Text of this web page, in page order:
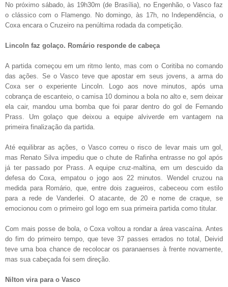
No próximo sábado, às 19h30m (de Brasília), no Engenhão, o Vasco faz
o clássico com o Flamengo. No domingo, às 17h, no Independência, o
Coxa encara o Cruzeiro na penúltima rodada da competição.
Lincoln faz golaço. Romário responde de cabeça
A partida começou em um ritmo lento, mas com o Coritiba no comando
das ações. Se o Vasco teve que apostar em seus jovens, a arma do
Coxa ser o experiente Lincoln. Logo aos nove minutos, após uma
cobrança de escanteio, o camisa 10 dominou a bola no alto e, sem deixar
ela cair, mandou uma bomba que foi parar dentro do gol de Fernando
Prass. Um golaço que deixou a equipe alviverde em vantagem na
primeira finalização da partida.
Até equilibrar as ações, o Vasco correu o risco de levar mais um gol,
mas Renato Silva impediu que o chute de Rafinha entrasse no gol após
já ter passado por Prass. A equipe cruz-maltina, em um descuido da
defesa do Coxa, empatou o jogo aos 22 minutos. Wendel cruzou na
medida para Romário, que, entre dois zagueiros, cabeceou com estilo
para a rede de Vanderlei. O atacante, de 20 e nome de craque, se
emocionou com o primeiro gol logo em sua primeira partida como titular.
Com mais posse de bola, o Coxa voltou a rondar a área vascaína. Antes
do fim do primeiro tempo, que teve 37 passes errados no total, Deivid
teve uma boa chance de recolocar os paranaenses à frente novamente,
mas sua cabeçada foi sem direção.
Nilton vira para o Vasco